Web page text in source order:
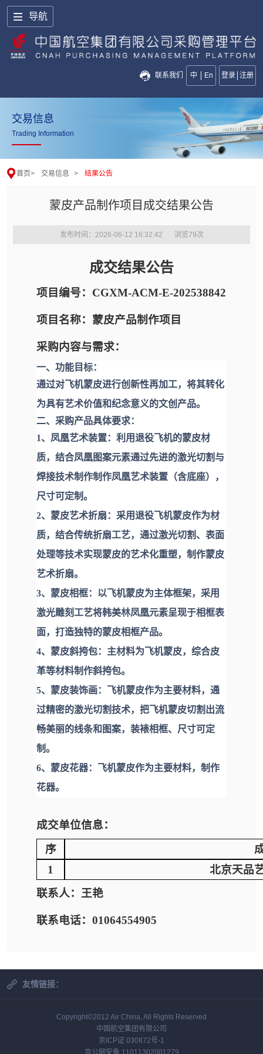
导航
联系我们 中 En 登录 注册
交易信息
Trading Information
首页> 交易信息 > 结果公告
蒙皮产品制作项目成交结果公告
发布时间：2026-06-12 16:32:42 浏览79次
成交结果公告
项目编号：CGXM-ACM-E-202538842
项目名称：蒙皮产品制作项目
采购内容与需求：
一、功能目标：
通过对飞机蒙皮进行创新性再加工，将其转化
为具有艺术价值和纪念意义的文创产品。
二、采购产品具体要求：
1、凤凰艺术装置：利用退役飞机的蒙皮材
质，结合凤凰图案元素通过先进的激光切割与
焊接技术制作制作凤凰艺术装置（含底座），
尺寸可定制。
2、蒙皮艺术折扇：采用退役飞机蒙皮作为材
质，结合传统折扇工艺，通过激光切割、表面
处理等技术实现蒙皮的艺术化重塑，制作蒙皮
艺术折扇。
3、蒙皮相框：以飞机蒙皮为主体框架，采用
激光雕刻工艺将韩美林凤凰元素呈现于相框表
面，打造独特的蒙皮相框产品。
4、蒙皮斜挎包：主材料为飞机蒙皮，综合皮
革等材料制作斜挎包。
5、蒙皮装饰画：飞机蒙皮作为主要材料，通
过精密的激光切割技术，把飞机蒙皮切割出流
畅美丽的线条和图案，装裱相框、尺寸可定
制。
6、蒙皮花器：飞机蒙皮作为主要材料，制作
花器。
成交单位信息：
序
1
北京天品
联系人：王艳
联系电话：01064554905
友情链接：
Copyright©2012 Air China, All Rights Reserved
中国航空集团有限公司
京ICP证 030872号-1
京公网安备 11011302001279